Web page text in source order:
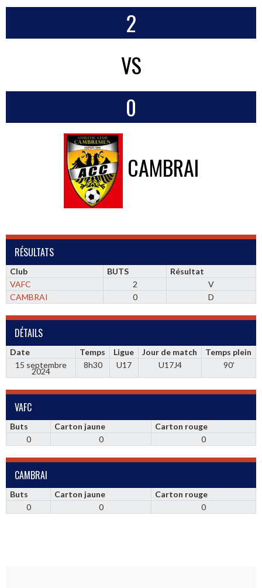
2
VS
0
CAMBRAI
RÉSULTATS
Club BUTS
Résultat
VAFC
2
V
CAMBRAI
0 D
DÉTAILS
Date Temps Ligue Jour de match
Temps plein
15 septembre
2024
8h30 U17 U17J4 90'
VAFC
Buts Carton jaune
Carton rouge
0
0 0
CAMBRAI
Buts Carton jaune
Carton rouge
0
0 0